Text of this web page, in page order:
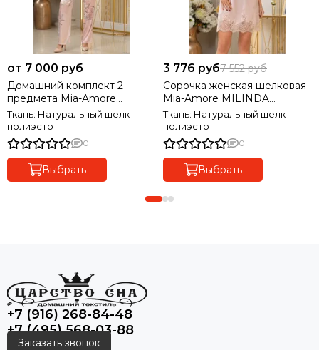
от 7 000 руб
Домашний комплект 2
предмета Mia-Amore
MILINDA МИЛИНДА 3726
Ткань: Натуральный шелк-
полиэстр
0
Выбрать
3 776 руб7 552 руб
Сорочка женская шелковая
Mia-Amore MILINDA
МИЛИНДА 3721
Ткань: Натуральный шелк-
полиэстр
0
Выбрать
+7 (916) 268-84-48
+7 (495) 568-03-88
Заказать звонок